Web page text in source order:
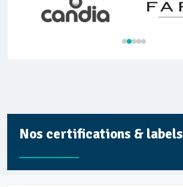
Nos certifications & labels